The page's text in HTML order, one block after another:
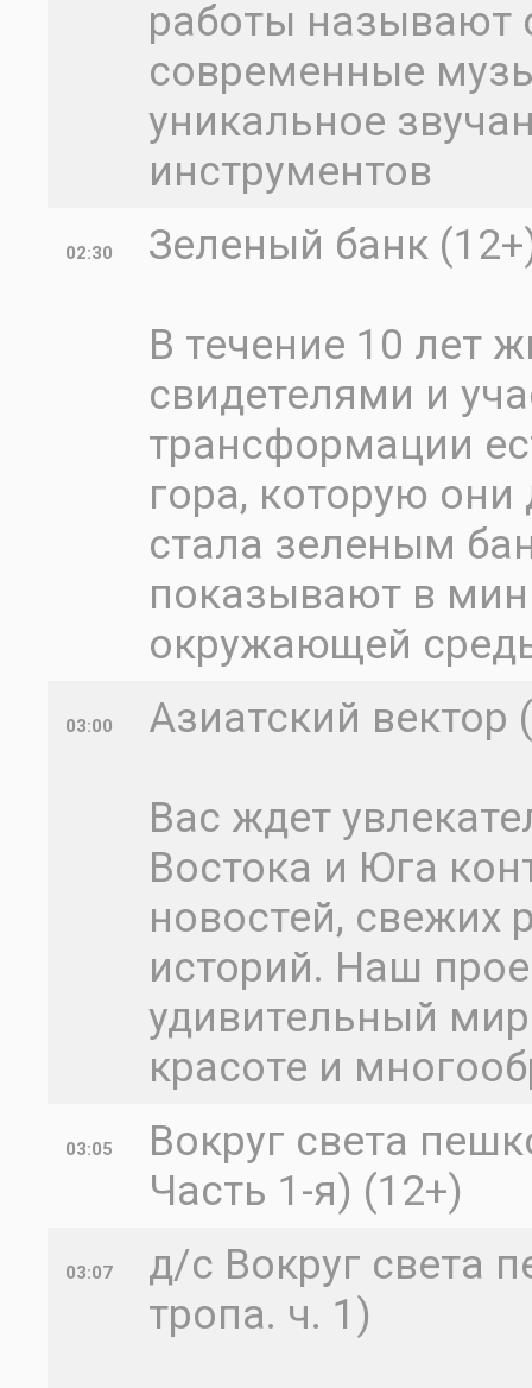
работы называют
современные
уникальное
инструментов
02:30
Зеленый банк
В течение 10 лет
свидетелями и
трансформации
гора, которую
стала зеленым
показывают в
окружающей
03:00
Азиатский вектор
Вас ждет
Востока и Юга
новостей, свежих
историй. Наш
удивительный
красоте и
03:05
Вокруг света
Часть 1-я) (12+)
03:07
д/с Вокруг света
тропа. ч. 1)